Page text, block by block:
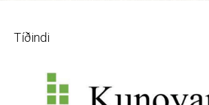
Tíðindi